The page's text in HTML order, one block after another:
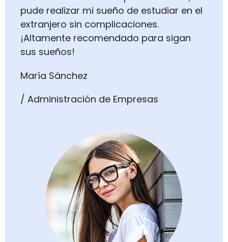
pude realizar mi sueño de estudiar en el
extranjero sin complicaciones.
¡Altamente recomendado para sigan
sus sueños!
María Sánchez
/ Administración de Empresas